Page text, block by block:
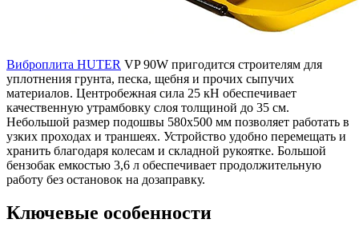
Виброплита HUTER VP 90W пригодится строителям для
уплотнения грунта, песка, щебня и прочих сыпучих
материалов. Центробежная сила 25 кН обеспечивает
качественную утрамбовку слоя толщиной до 35 см.
Небольшой размер подошвы 580х500 мм позволяет работать в
узких проходах и траншеях. Устройство удобно перемещать и
хранить благодаря колесам и складной рукоятке. Большой
бензобак емкостью 3,6 л обеспечивает продолжительную
работу без остановок на дозаправку.
Ключевые особенности